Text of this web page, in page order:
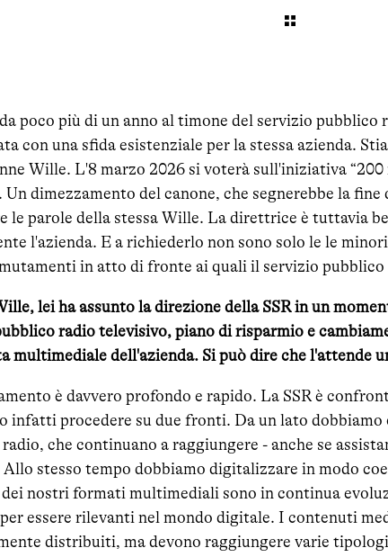
poco più di un anno al timone del servizio pubblico
con una sfida esistenziale per la stessa azienda.
Wille. L'8 marzo 2026 si voterà sull'iniziativa
dimezzamento del canone, che segnerebbe la fine
le parole della stessa Wille. La direttrice è tuttavia
l'azienda. E a richiederlo non sono solo le le
in atto di fronte ai quali il servizio pubblico
lei ha assunto la direzione della SSR in un
radio televisivo, piano di risparmio e
multimediale dell'azienda. Si può dire che l'attende
è davvero profondo e rapido. La SSR è
infatti procedere su due fronti. Da un lato dobbiamo
che continuano a raggiungere - anche se
stesso tempo dobbiamo digitalizzare in modo
nostri formati multimediali sono in continua
essere rilevanti nel mondo digitale. I contenuti
distribuiti, ma devono raggiungere varie